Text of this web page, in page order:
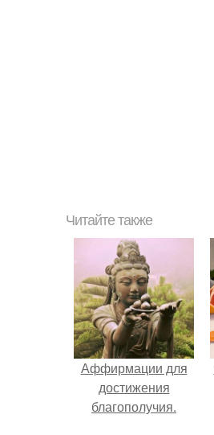
Читайте также
Аффирмации для
достижения
благополучия.